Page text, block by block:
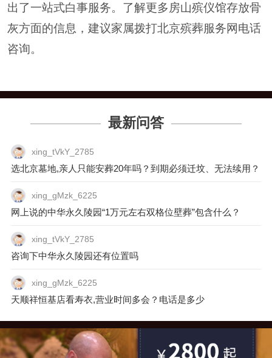
出了一站式白事服务。了解更多房山殡仪馆存放骨
灰方面的信息，建议家属拨打北京殡葬服务网电话
咨询。
最新问答
xing_tVkY_2785
选北京墓地,亲人只能安葬20年吗？到期必须迁坟、无法续用？
xing_gMzk_6225
网上说的中华永久陵园“1万元左右双格位壁葬”包含什么？
xing_tVkY_2785
咨询下中华永久陵园还有位置吗
xing_gMzk_6225
天顺祥恒基店看寿衣,营业时间多会？电话是多少